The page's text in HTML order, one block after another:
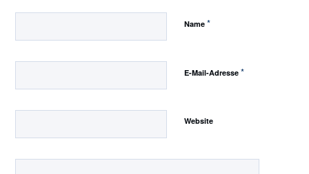
Name*
E-Mail-Adresse*
Website